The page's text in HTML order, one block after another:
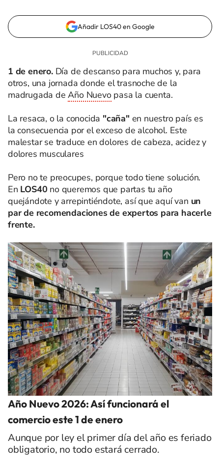
Añadir LOS40 en Google
1 de enero.Día de descanso para muchos y, para
otros, una jornada donde el trasnoche de la
madrugada deAño Nuevopasa la cuenta.
La resaca, o la conocida "caña" en nuestro país es
la consecuencia por el exceso de alcohol. Este
malestar se traduce en dolores de cabeza, acidez y
dolores musculares
Pero no te preocupes, porque todo tiene solución.
En LOS40 no queremos que partas tu año
quejándote y arrepintiéndote, así que aquí van un
par de recomendaciones de expertos para hacerle
frente.
Año Nuevo 2026: Así funcionará el
comercio este 1 de enero
Aunque por ley el primer día del año es feriado
obligatorio, no todo estará cerrado.